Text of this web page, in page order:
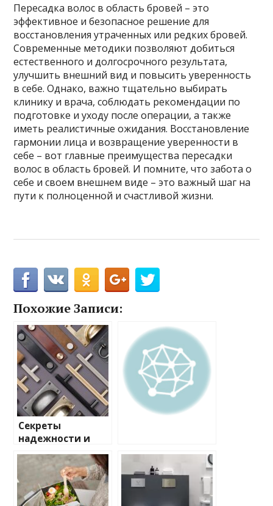
Пересадка волос в область бровей – это
эффективное и безопасное решение для
восстановления утраченных или редких бровей.
Современные методики позволяют добиться
естественного и долгосрочного результата,
улучшить внешний вид и повысить уверенность
в себе. Однако, важно тщательно выбирать
клинику и врача, соблюдать рекомендации по
подготовке и уходу после операции, а также
иметь реалистичные ожидания. Восстановление
гармонии лица и возвращение уверенности в
себе – вот главные преимущества пересадки
волос в область бровей. И помните, что забота о
себе и своем внешнем виде – это важный шаг на
пути к полноценной и счастливой жизни.
Похожие Записи:
Секреты
надежности и
стиля: Все о
мебельной
фурнитуре